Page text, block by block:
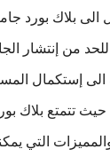
الى بلاك بورد
من إنتشار
الى إستكمال
حيث تتمتع بلاك
التي